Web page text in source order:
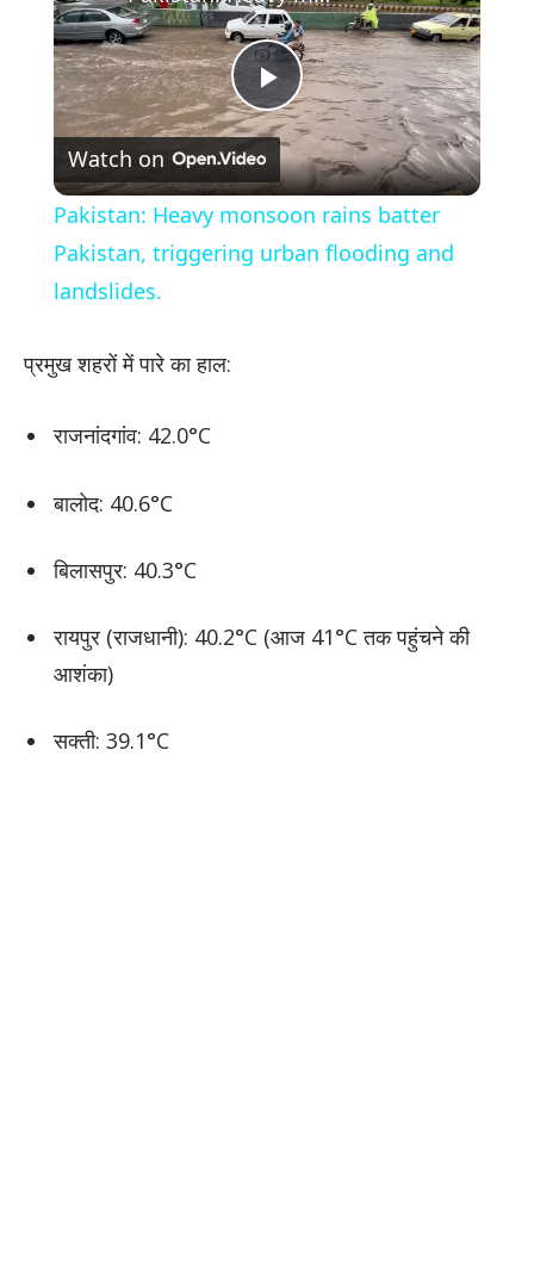
Play
Video
Watch on
Pakistan: Heavy monsoon rains batter
Pakistan, triggering urban flooding and
landslides.
प्रमुख शहरों में पारे का हाल:
राजनांदगांव: 42.0°C
बालोद: 40.6°C
बिलासपुर: 40.3°C
रायपुर (राजधानी): 40.2°C (आज 41°C तक पहुंचने की
आशंका)
सक्ती: 39.1°C